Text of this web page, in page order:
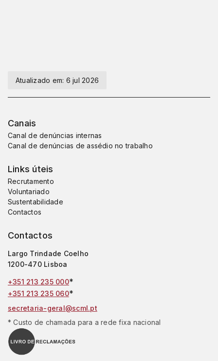
Atualizado em: 6 jul 2026
Canais
Canal de denúncias internas
Canal de denúncias de assédio no trabalho
Links úteis
Recrutamento
Voluntariado
Sustentabilidade
Contactos
Contactos
Largo Trindade Coelho
1200-470 Lisboa
+351 213 235 000*
+351 213 235 060*
secretaria-geral@scml.pt
* Custo de chamada para a rede fixa nacional